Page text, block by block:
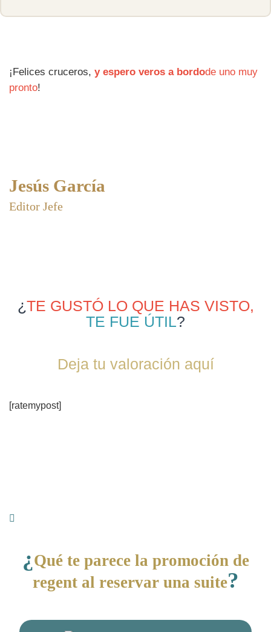
¡Felices cruceros, y espero veros a bordode uno muy
pronto!
Jesús García
Editor Jefe
¿TE GUSTÓ LO QUE HAS VISTO,
TE FUE ÚTIL?
Deja tu valoración aquí
[ratemypost]
¿ Qué te parece la promoción de
regent al reservar una suite?